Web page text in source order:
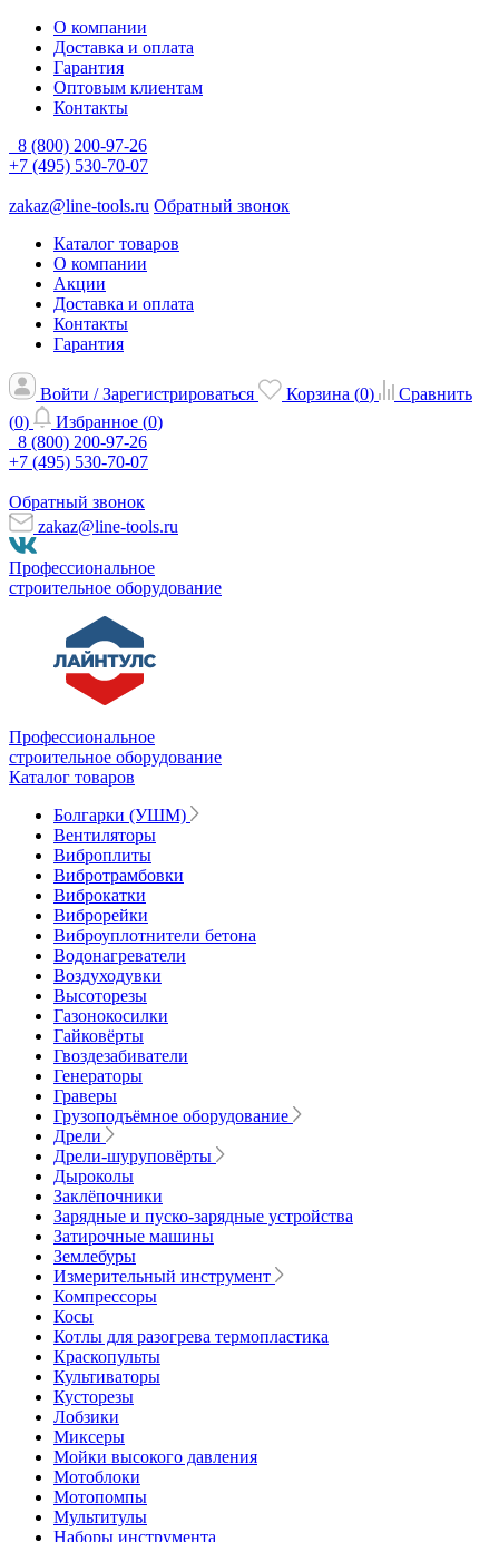
О компании
Доставка и оплата
Гарантия
Оптовым клиентам
Контакты
8 (800) 200-97-26
+7 (495) 530-70-07
zakaz@line-tools.ru Обратный звонок
Каталог товаров
О компании
Акции
Доставка и оплата
Контакты
Гарантия
Войти / Зарегистрироваться Корзина (0)
Сравнить
(0) Избранное (0)
8 (800) 200-97-26
+7 (495) 530-70-07
Обратный звонок
zakaz@line-tools.ru
Профессиональное
строительное оборудование
Профессиональное
строительное оборудование
Каталог товаров
Болгарки (УШМ)
Вентиляторы
Виброплиты
Вибротрамбовки
Виброкатки
Виброрейки
Виброуплотнители бетона
Водонагреватели
Воздуходувки
Высоторезы
Газонокосилки
Гайковёрты
Гвоздезабиватели
Генераторы
Граверы
Грузоподъёмное оборудование
Дрели
Дрели-шуруповёрты
Дыроколы
Заклёпочники
Зарядные и пуско-зарядные устройства
Затирочные машины
Землебуры
Измерительный инструмент
Компрессоры
Косы
Котлы для разогрева термопластика
Краскопульты
Культиваторы
Кусторезы
Лобзики
Миксеры
Мойки высокого давления
Мотоблоки
Мотопомпы
Мультитулы
Наборы инструмента